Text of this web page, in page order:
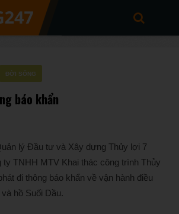
ĐỜI SỐNG
báo khẩn
lý Đầu tư và Xây dựng Thủy lợi 7
ty TNHH MTV Khai thác công trình Thủy
đi thông báo khẩn về vận hành điều
hồ Suối Dầu.